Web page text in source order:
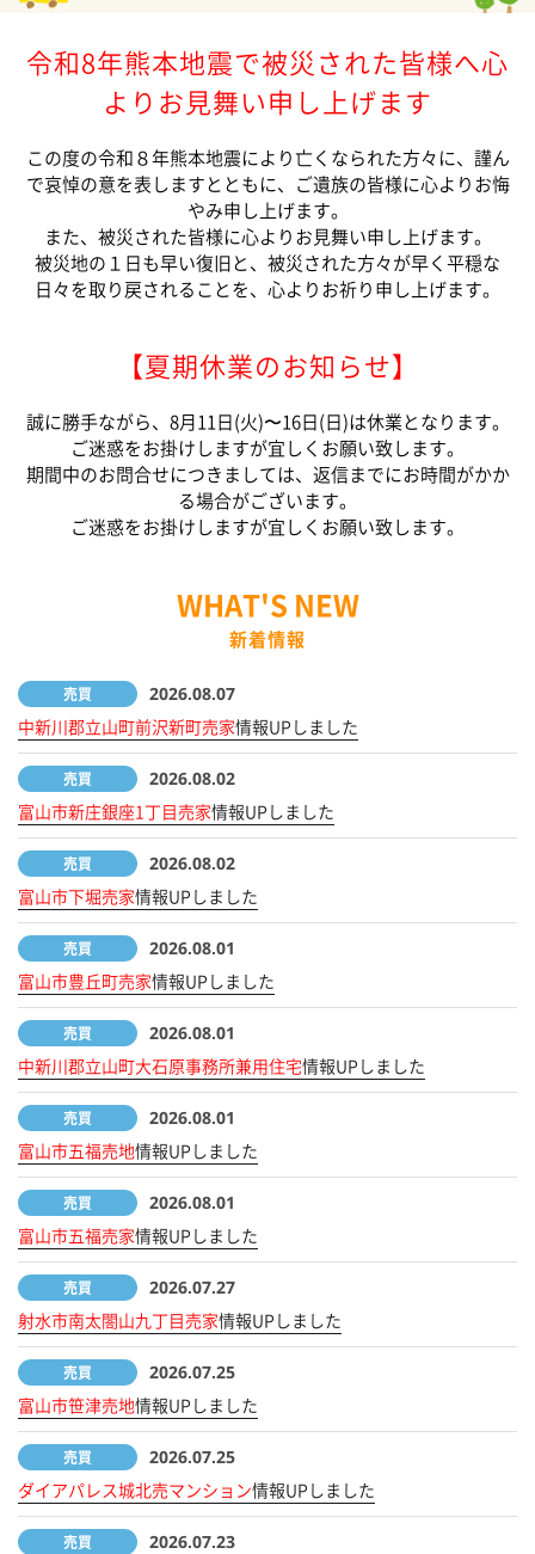
令和8年熊本地震で被災された皆様へ心
よりお見舞い申し上げます
この度の令和８年熊本地震により亡くなられた方々に、謹ん
で哀悼の意を表しますとともに、ご遺族の皆様に心よりお悔
やみ申し上げます。
また、被災された皆様に心よりお見舞い申し上げます。
被災地の１日も早い復旧と、被災された方々が早く平穏な
日々を取り戻されることを、心よりお祈り申し上げます。
【夏期休業のお知らせ】
誠に勝手ながら、8月11日(火)〜16日(日)は休業となります。
ご迷惑をお掛けしますが宜しくお願い致します。
期間中のお問合せにつきましては、返信までにお時間がかか
る場合がございます。
ご迷惑をお掛けしますが宜しくお願い致します。
WHAT'S NEW
新着情報
売買 2026.08.07
中新川郡立山町前沢新町売家情報UPしました
売買 2026.08.02
富山市新庄銀座1丁目売家情報UPしました
売買 2026.08.02
富山市下堀売家情報UPしました
売買 2026.08.01
富山市豊丘町売家情報UPしました
売買 2026.08.01
中新川郡立山町大石原事務所兼用住宅情報UPしました
売買 2026.08.01
富山市五福売地情報UPしました
売買 2026.08.01
富山市五福売家情報UPしました
売買 2026.07.27
射水市南太閤山九丁目売家情報UPしました
売買 2026.07.25
富山市笹津売地情報UPしました
売買 2026.07.25
ダイアパレス城北売マンション情報UPしました
売買 2026.07.23